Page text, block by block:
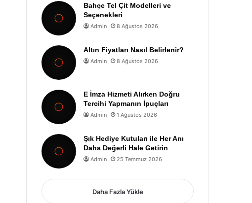
Bahçe Tel Çit Modelleri ve
Seçenekleri
Admin 8 Ağustos 2026
Altın Fiyatları Nasıl Belirlenir?
Admin 8 Ağustos 2026
E İmza Hizmeti Alırken Doğru
Tercihi Yapmanın İpuçları
Admin 1 Ağustos 2026
Şık Hediye Kutuları ile Her Anı
Daha Değerli Hale Getirin
Admin 25 Temmuz 2026
Daha Fazla Yükle